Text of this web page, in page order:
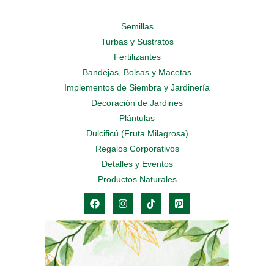
Semillas
Turbas y Sustratos
Fertilizantes
Bandejas, Bolsas y Macetas
Implementos de Siembra y Jardinería
Decoración de Jardines
Plántulas
Dulcificú (Fruta Milagrosa)
Regalos Corporativos
Detalles y Eventos
Productos Naturales